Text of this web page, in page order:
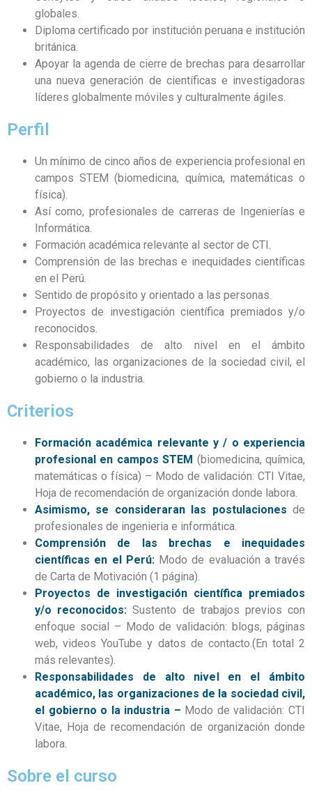
globales.
Diploma certificado por institución peruana e institución
británica.
Apoyar la agenda de cierre de brechas para desarrollar
una nueva generación de científicas e investigadoras
líderes globalmente móviles y culturalmente ágiles.
Perfil
Un mínimo de cinco años de experiencia profesional en
campos STEM (biomedicina, química, matemáticas o
física).
Así como, profesionales de carreras de Ingenierías e
Informática.
Formación académica relevante al sector de CTI.
Comprensión de las brechas e inequidades científicas
en el Perú.
Sentido de propósito y orientado a las personas.
Proyectos de investigación científica premiados y/o
reconocidos.
Responsabilidades de alto nivel en el ámbito
académico, las organizaciones de la sociedad civil, el
gobierno o la industria.
Criterios
Formación académica relevante y / o experiencia
profesional en campos STEM (biomedicina, química,
matemáticas o física) – Modo de validación: CTI Vitae,
Hoja de recomendación de organización donde labora.
Asimismo, se consideraran las postulaciones de
profesionales de ingenieria e informática.
Comprensión de las brechas e inequidades
científicas en el Perú: Modo de evaluación a través
de Carta de Motivación (1 página).
Proyectos de investigación científica premiados
y/o reconocidos:Sustento de trabajos previos con
enfoque social – Modo de validación: blogs, páginas
web, videos YouTube y datos de contacto.(En total 2
más relevantes).
Responsabilidades de alto nivel en el ámbito
académico, las organizaciones de la sociedad civil,
el gobierno o la industria – Modo de validación: CTI
Vitae, Hoja de recomendación de organización donde
labora.
Sobre el curso